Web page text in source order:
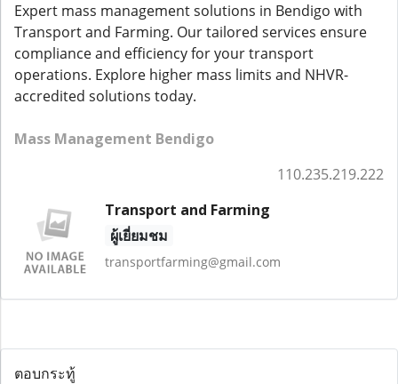
Expert mass management solutions in Bendigo with
Transport and Farming. Our tailored services ensure
compliance and efficiency for your transport
operations. Explore higher mass limits and NHVR-
accredited solutions today.
Mass Management Bendigo
110.235.219.222
Transport and Farming
ผู้เยี่ยมชม
transportfarming@gmail.com
ตอบกระทู้